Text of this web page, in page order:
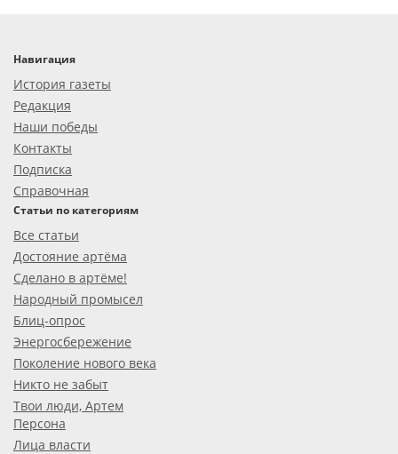
Навигация
История газеты
Редакция
Наши победы
Контакты
Подписка
Справочная
Статьи по категориям
Все статьи
Достояние артёма
Сделано в артёме!
Народный промысел
Блиц-опрос
Энергосбережение
Поколение нового века
Никто не забыт
Твои люди, Артем
Персона
Лица власти